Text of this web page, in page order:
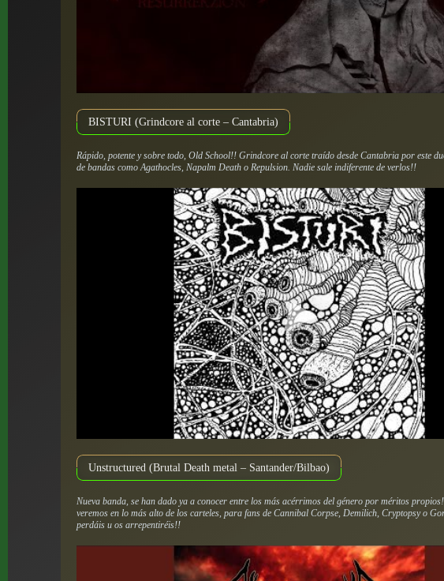
BISTURI (Grindcore al corte – Cantabria)
Rápido, potente y sobre todo, Old School!! Grindcore al corte traído desde Cantabria por este
de bandas como Agathocles, Napalm Death o Repulsion. Nadie sale indiferente de verlos!!
Unstructured (Brutal Death metal – Santander/Bilbao)
Nueva banda, se han dado ya a conocer entre los más acérrimos del género por méritos
veremos en lo más alto de los carteles, para fans de Cannibal Corpse, Demilich, Cryptopsy o
perdáis u os arrepentiréis!!